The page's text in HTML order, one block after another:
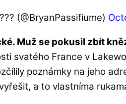
(@BryanPassifiume)
Muž se pokusil zbít
svatého France v
poznámky na jeho
a to vlastníma